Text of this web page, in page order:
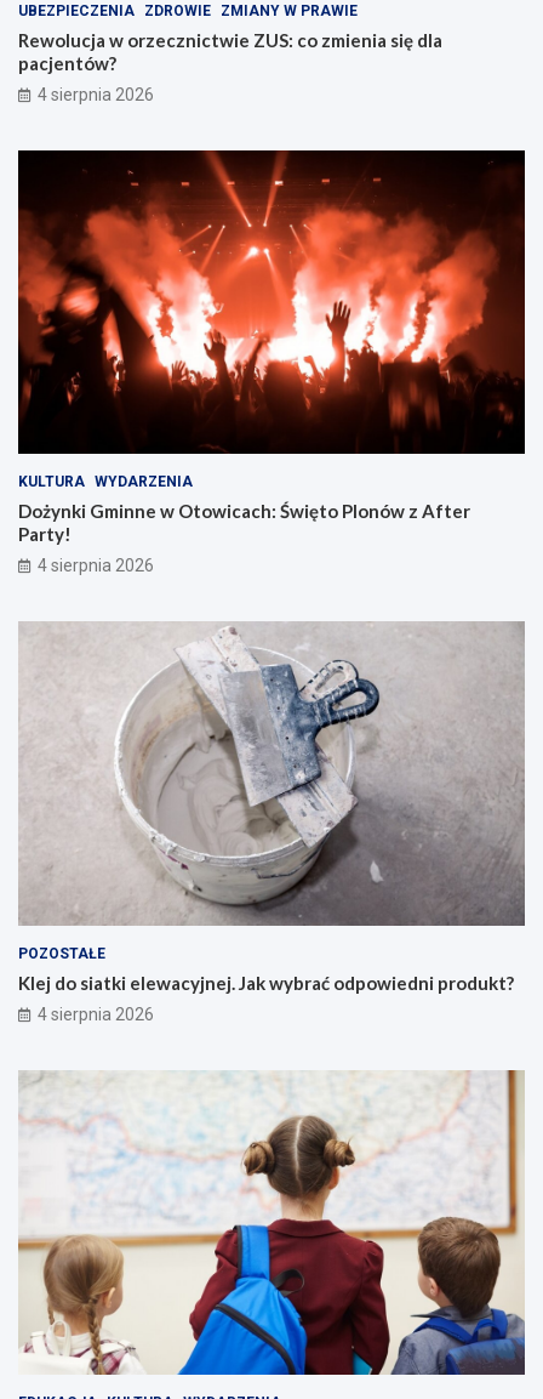
UBEZPIECZENIA ZDROWIE ZMIANY W PRAWIE
Rewolucja w orzecznictwie ZUS: co zmienia się dla
pacjentów?
4 sierpnia 2026
KULTURA WYDARZENIA
Dożynki Gminne w Otowicach: Święto Plonów z After
Party!
4 sierpnia 2026
POZOSTAŁE
Klej do siatki elewacyjnej. Jak wybrać odpowiedni produkt?
4 sierpnia 2026